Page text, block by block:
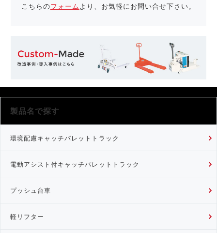
こちらのフォーム より、お気軽にお問い合せ下さい。
製品名で探す
環境配慮キャッチパレットトラック
電動アシスト付キャッチパレットトラック
プッシュ台車
軽リフター